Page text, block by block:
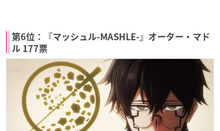
第6位：『マッシュル-MASHLE-』オーター・マド
ル 177票